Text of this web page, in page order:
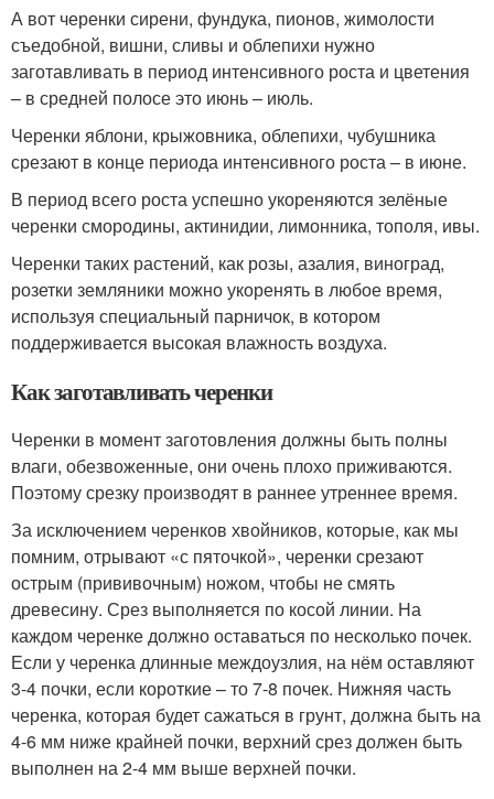
А вот черенки сирени, фундука, пионов, жимолости
съедобной, вишни, сливы и облепихи нужно
заготавливать в период интенсивного роста и цветения
– в средней полосе это июнь – июль.
Черенки яблони, крыжовника, облепихи, чубушника
срезают в конце периода интенсивного роста – в июне.
В период всего роста успешно укореняются зелёные
черенки смородины, актинидии, лимонника, тополя, ивы.
Черенки таких растений, как розы, азалия, виноград,
розетки земляники можно укоренять в любое время,
используя специальный парничок, в котором
поддерживается высокая влажность воздуха.
Как заготавливать черенки
Черенки в момент заготовления должны быть полны
влаги, обезвоженные, они очень плохо приживаются.
Поэтому срезку производят в раннее утреннее время.
За исключением черенков хвойников, которые, как мы
помним, отрывают «с пяточкой», черенки срезают
острым (прививочным) ножом, чтобы не смять
древесину. Срез выполняется по косой линии. На
каждом черенке должно оставаться по несколько почек.
Если у черенка длинные междоузлия, на нём оставляют
3-4 почки, если короткие – то 7-8 почек. Нижняя часть
черенка, которая будет сажаться в грунт, должна быть на
4-6 мм ниже крайней почки, верхний срез должен быть
выполнен на 2-4 мм выше верхней почки.